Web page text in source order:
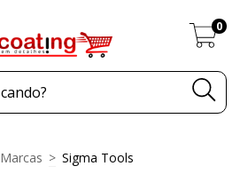
0
Marcas > Sigma Tools